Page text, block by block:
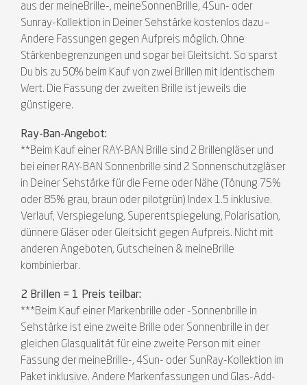
aus der meineBrille-, meineSonnenBrille, 4Sun- oder
Sunray-Kollektion in Deiner Sehstärke kostenlos dazu –
Andere Fassungen gegen Aufpreis möglich. Ohne
Stärkenbegrenzungen und sogar bei Gleitsicht. So sparst
Du bis zu 50% beim Kauf von zwei Brillen mit identischem
Wert. Die Fassung der zweiten Brille ist jeweils die
günstigere.
Ray-Ban-Angebot:
**Beim Kauf einer RAY-BAN Brille sind 2 Brillengläser und
bei einer RAY-BAN Sonnenbrille sind 2 Sonnenschutzgläser
in Deiner Sehstärke für die Ferne oder Nähe (Tönung 75%
oder 85% grau, braun oder pilotgrün) Index 1.5 inklusive.
Verlauf, Verspiegelung, Superentspiegelung, Polarisation,
dünnere Gläser oder Gleitsicht gegen Aufpreis. Nicht mit
anderen Angeboten, Gutscheinen & meineBrille
kombinierbar.
2 Brillen = 1 Preis teilbar:
***Beim Kauf einer Markenbrille oder -Sonnenbrille in
Sehstärke ist eine zweite Brille oder Sonnenbrille in der
gleichen Glasqualität für eine zweite Person mit einer
Fassung der meineBrille-, 4Sun- oder SunRay-Kollektion im
Paket inklusive. Andere Markenfassungen und Glas-Add-